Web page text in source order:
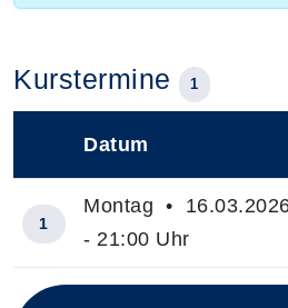
Kurstermine 1
Insgesamt gibt es 1
Datum
1
Montag •
- 21:00 Uhr